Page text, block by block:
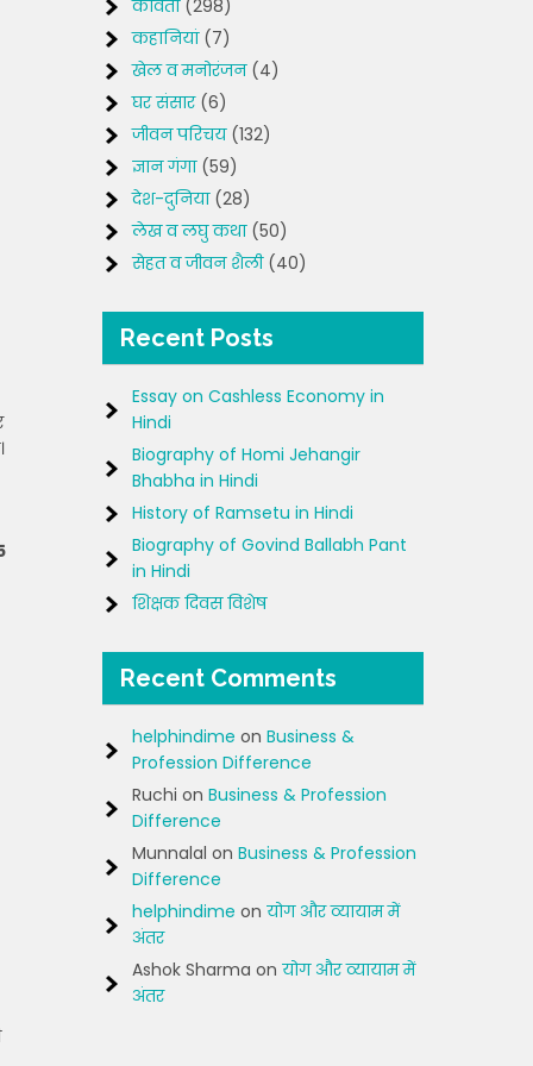
कविता(298)
कहानियां(7)
खेल व मनोरंजन(4)
घर संसार(6)
जीवन परिचय(132)
ज्ञान गंगा(59)
देश-दुनिया(28)
लेख व लघु कथा(50)
सेहत व जीवन शैली(40)
Recent Posts
Essay on Cashless Economy in
Hindi
Biography of Homi Jehangir
Bhabha in Hindi
History of Ramsetu in Hindi
Biography of Govind Ballabh Pant
in Hindi
शिक्षक दिवस विशेष
Recent Comments
helphindime on Business &
Profession Difference
Ruchi on Business & Profession
Difference
Munnalal on Business & Profession
Difference
helphindime on योग और व्यायाम में
अंतर
Ashok Sharma on योग और व्यायाम में
अंतर